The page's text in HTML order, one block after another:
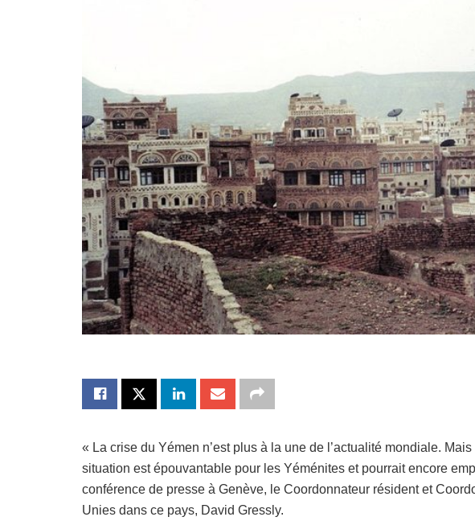
« La crise du Yémen n’est plus à la une de l’actualité mondiale.
situation est épouvantable pour les Yéménites et pourrait encore
conférence de presse à Genève, le Coordonnateur résident et
Unies dans ce pays, David Gressly.